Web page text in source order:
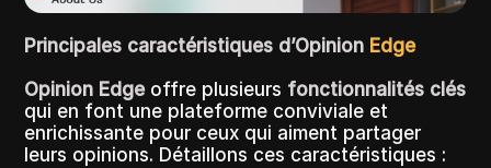
Principales caractéristiques d’Opinion Edge
Opinion Edgeoffre plusieurs fonctionnalités clés
qui en font une plateforme conviviale et
enrichissante pour ceux qui aiment partager
leurs opinions. Détaillons ces caractéristiques :